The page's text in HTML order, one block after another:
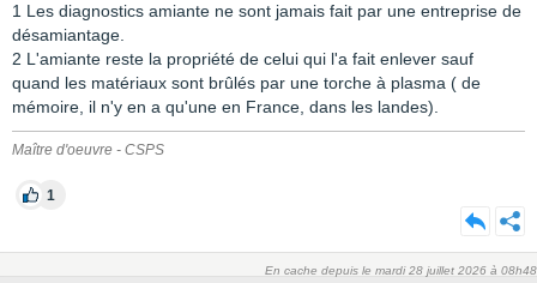
1 Les diagnostics amiante ne sont jamais fait par une entreprise de
désamiantage.
2 L'amiante reste la propriété de celui qui l'a fait enlever sauf
quand les matériaux sont brûlés par une torche à plasma ( de
mémoire, il n'y en a qu'une en France, dans les landes).
Maître d'oeuvre - CSPS
1
En cache depuis le mardi 28 juillet 2026 à 08h48